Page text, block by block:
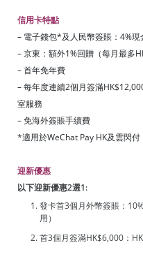
信用卡特點
– 電子錢包*及人民幣簽賬：4%現
– 京東：額外1%回贈（每月最多
– 首年免年費
– 每年度連續2個月簽滿
室服務
– 免海外簽賬手續費
*適用於WeChat Pay HK及雲閃付
迎新優惠
以下迎新優惠2選1:
發卡首3個月外幣簽賬：
用）
首3個月簽滿HK$6,000：